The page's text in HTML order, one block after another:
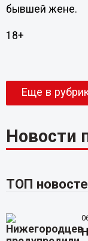
бывшей жене.
18+
Еще в
Новости
ТОП